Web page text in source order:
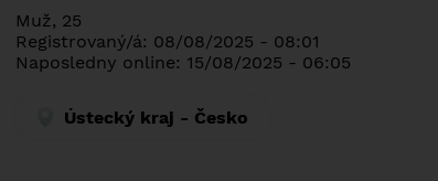
Muž, 25
Registrovaný/á: 08/08/2025 - 08:01
Naposledny online: 15/08/2025 - 06:05
Ústecký kraj - Česko